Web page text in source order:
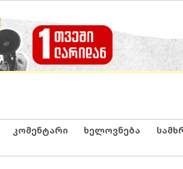
კომენტარი ხელოვნება